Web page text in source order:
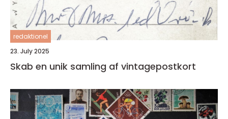
redaktionel
23. July 2025
Skab en unik samling af vintagepostkort